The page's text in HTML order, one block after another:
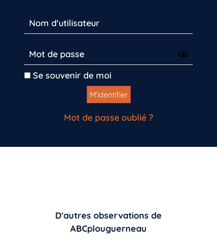
Se souvenir de moi
Mot de passe oublié ?
D'autres observations de
ABCplouguerneau